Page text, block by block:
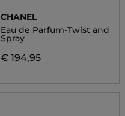
CHANEL
Eau de Parfum-Twist and
Spray
€ 194,95